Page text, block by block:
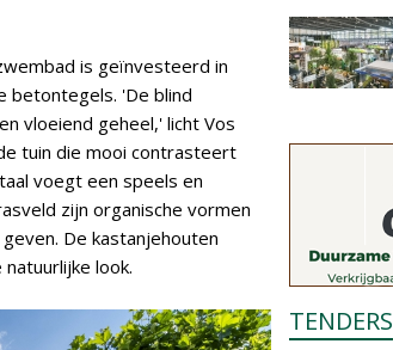
is geïnvesteerd in
betontegels. 'De blind
vloeiend geheel,' licht Vos
tuin die mooi contrasteert
voegt een speels en
zijn organische vormen
De kastanjehouten
look.
TENDERS